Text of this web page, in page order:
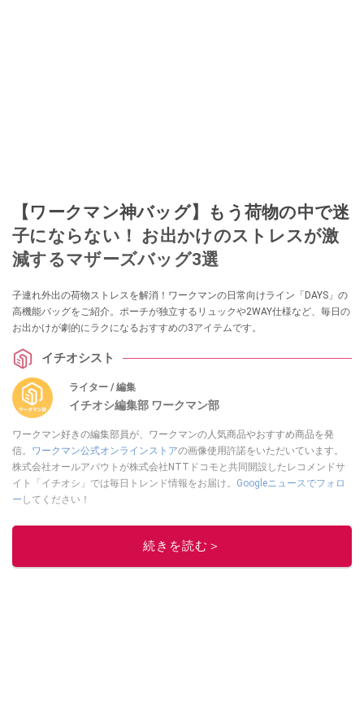
【ワークマン神バッグ】もう荷物の中で迷
子にならない！ お出かけのストレスが激
減するマザーズバッグ3選
子連れ外出の荷物ストレスを解消！ワークマンの日常向けライン「DAYS」の
高機能バッグをご紹介。ポーチが独立するリュックや2WAY仕様など、毎日の
お出かけが劇的にラクになるおすすめの3アイテムです。
イチオシスト
ライター / 編集
イチオシ編集部 ワークマン部
ワークマン好きの編集部員が、ワークマンの人気商品やおすすめ商品を発
信。 ワークマン公式オンラインストアの画像使用許諾をいただいています。
株式会社オールアバウトが株式会社NTTドコモと共同開設したレコメンドサ
イト「イチオシ」では毎日トレンド情報をお届け。 Googleニュースでフォロ
ー してください！
このイチオシストの他の記事を読む
続きを読む＞